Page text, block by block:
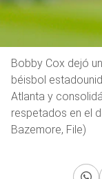
Bobby Cox dejó
béisbol
Atlanta y
respetados en el
Bazemore, File)